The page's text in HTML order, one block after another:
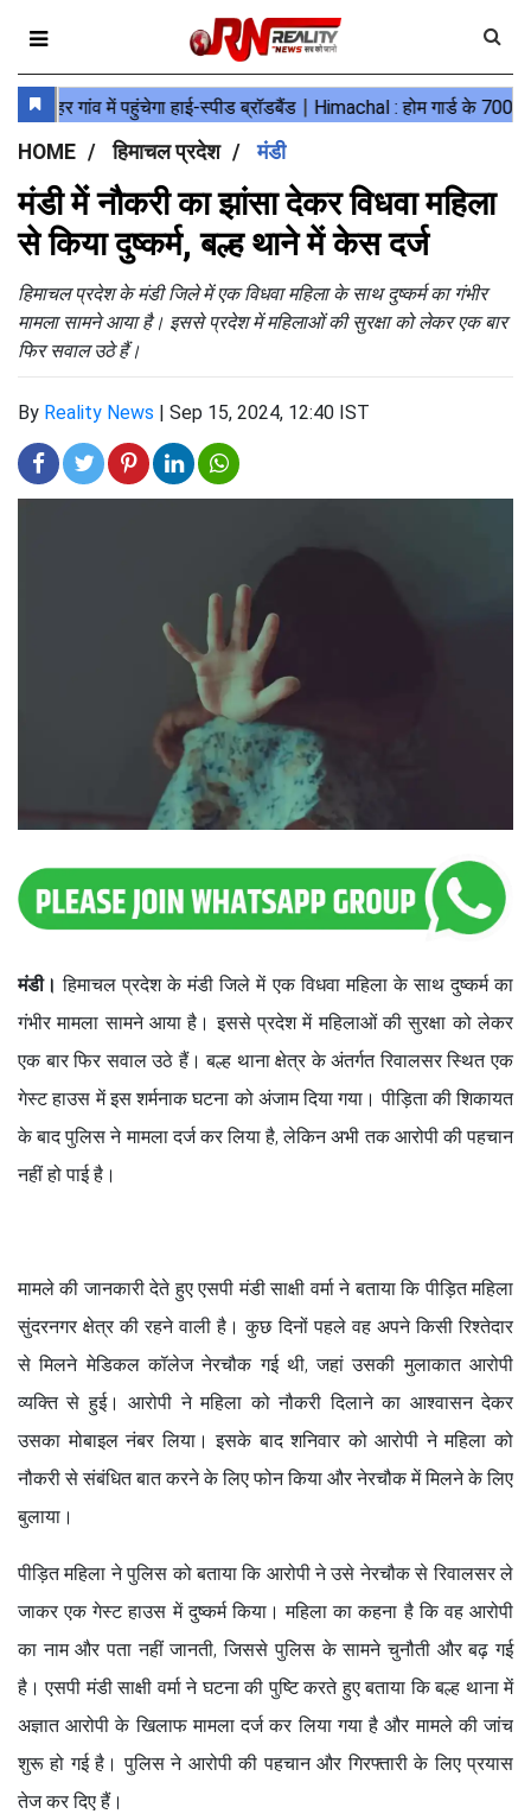
HOME हिमाचल प्रदेश मंडी
मंडी में नौकरी का झांसा देकर विधवा महिला
से किया दुष्कर्म, बल्ह थाने में केस दर्ज
हिमाचल प्रदेश के मंडी जिले में एक विधवा महिला के साथ दुष्कर्म का गंभीर
मामला सामने आया है। इससे प्रदेश में महिलाओं की सुरक्षा को लेकर एक बार
फिर सवाल उठे हैं।
By Reality News | Sep 15, 2024, 12:40 IST
मंडी। हिमाचल प्रदेश के मंडी जिले में एक विधवा महिला के साथ दुष्कर्म का
गंभीर मामला सामने आया है। इससे प्रदेश में महिलाओं की सुरक्षा को लेकर
एक बार फिर सवाल उठे हैं। बल्ह थाना क्षेत्र के अंतर्गत रिवालसर स्थित एक
गेस्ट हाउस में इस शर्मनाक घटना को अंजाम दिया गया। पीड़िता की शिकायत
के बाद पुलिस ने मामला दर्ज कर लिया है, लेकिन अभी तक आरोपी की पहचान
नहीं हो पाई है।
मामले की जानकारी देते हुए एसपी मंडी साक्षी वर्मा ने बताया कि पीड़ित महिला
सुंदरनगर क्षेत्र की रहने वाली है। कुछ दिनों पहले वह अपने किसी रिश्तेदार
से मिलने मेडिकल कॉलेज नेरचौक गई थी, जहां उसकी मुलाकात आरोपी
व्यक्ति से हुई। आरोपी ने महिला को नौकरी दिलाने का आश्वासन देकर
उसका मोबाइल नंबर लिया। इसके बाद शनिवार को आरोपी ने महिला को
नौकरी से संबंधित बात करने के लिए फोन किया और नेरचौक में मिलने के लिए
बुलाया।
पीड़ित महिला ने पुलिस को बताया कि आरोपी ने उसे नेरचौक से रिवालसर ले
जाकर एक गेस्ट हाउस में दुष्कर्म किया। महिला का कहना है कि वह आरोपी
का नाम और पता नहीं जानती, जिससे पुलिस के सामने चुनौती और बढ़ गई
है। एसपी मंडी साक्षी वर्मा ने घटना की पुष्टि करते हुए बताया कि बल्ह थाना में
अज्ञात आरोपी के खिलाफ मामला दर्ज कर लिया गया है और मामले की जांच
शुरू हो गई है। पुलिस ने आरोपी की पहचान और गिरफ्तारी के लिए प्रयास
तेज कर दिए हैं।